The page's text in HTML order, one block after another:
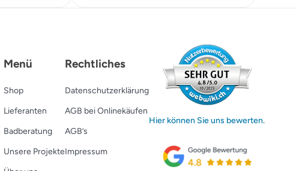
Menü
Shop
Lieferanten
Badberatung
Unsere Projekte
Rechtliches
Datenschutzerklärung
AGB bei Onlinekäufen
AGB’s
Impressum
Hier können Sie uns bewerten.